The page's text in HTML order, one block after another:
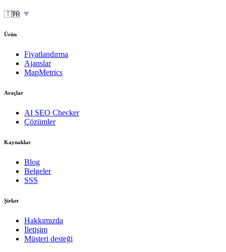
🇹🇷
TR ▼
Ürün
Fiyatlandırma
Ajanslar
MapMetrics
Araçlar
AI SEO Checker
Çözümler
Kaynaklar
Blog
Belgeler
SSS
Şirket
Hakkımızda
İletişim
Müşteri desteği